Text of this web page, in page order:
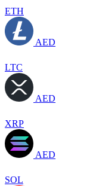
ETH
AED
LTC
AED
XRP
AED
SOL